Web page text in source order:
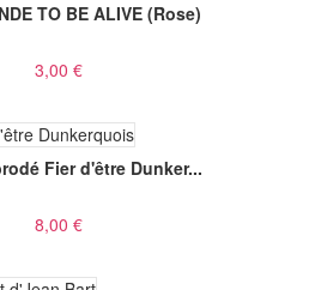
TO BE ALIVE (Rose)
3,00 €
Fier d'être Dunker...
8,00 €